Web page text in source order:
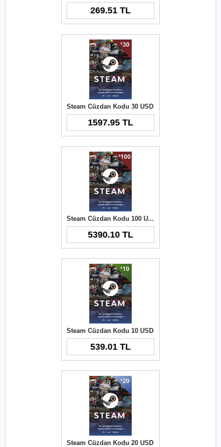
269.51 TL
Steam Cüzdan Kodu 30 USD
1597.95 TL
Steam Cüzdan Kodu 100 USD
5390.10 TL
Steam Cüzdan Kodu 10 USD
539.01 TL
Steam Cüzdan Kodu 20 USD